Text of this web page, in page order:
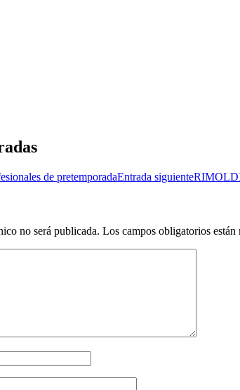
de pretemporadaEntrada siguiente
no será publicada. Los campos obligatorios están